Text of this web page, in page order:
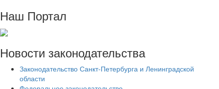
Наш Портал
Новости законодательства
Законодательство Санкт-Петербурга и Ленинградской
области